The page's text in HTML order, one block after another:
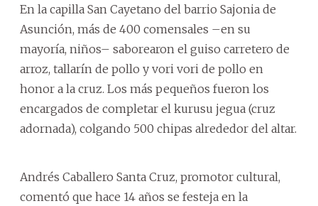
En la capilla San Cayetano del barrio Sajonia de
Asunción, más de 400 comensales –en su
mayoría, niños– saborearon el guiso carretero de
arroz, tallarín de pollo y vori vori de pollo en
honor a la cruz. Los más pequeños fueron los
encargados de completar el kurusu jegua (cruz
adornada), colgando 500 chipas alrededor del altar.
Andrés Caballero Santa Cruz, promotor cultural,
comentó que hace 14 años se festeja en la